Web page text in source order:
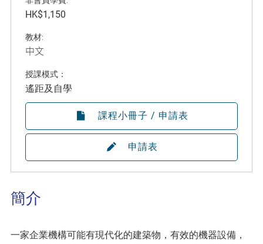
簡介
一家企業機構可能有現代化的建築物，有效的機器設備，
HK$1,150
教材:
中文
授課模式：
遙距及自學
課程小冊子 / 申請表
申請表